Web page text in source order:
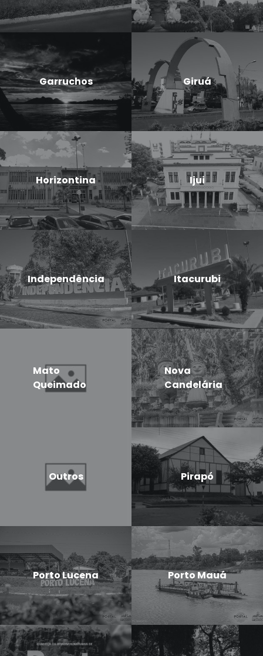
Garruchos Giruá
Horizontina Ijui
Independência Itacurubi
Mato
Queimado
Nova
Candelária
Outros Pirapó
Porto Lucena Porto Mauá